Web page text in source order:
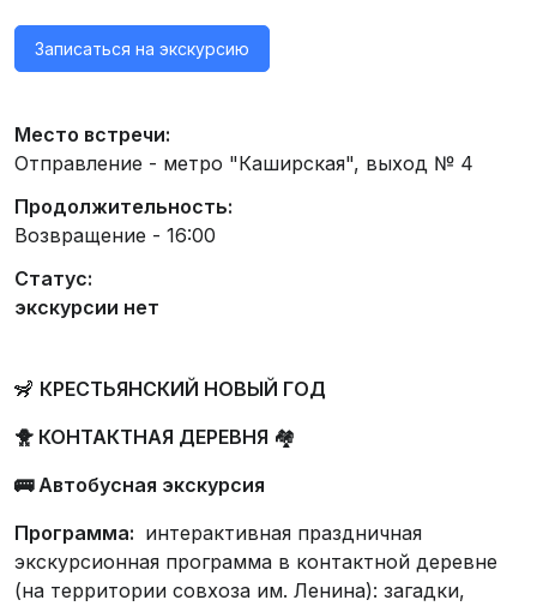
Записаться на экскурсию
Место встречи:
Отправление - метро "Каширская", выход № 4
Продолжительность:
Возвращение - 16:00
Статус:
экскурсии нет
🦨 КРЕСТЬЯНСКИЙ НОВЫЙ ГОД
🐥 КОНТАКТНАЯ ДЕРЕВНЯ 🏘️
🚌Автобусная экскурсия
Программа: интерактивная праздничная
экскурсионная программа в контактной деревне
(на территории совхоза им. Ленина): загадки,